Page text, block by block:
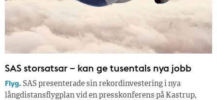
SAS storsatsar – kan ge tusentals nya jobb
Flyg.SAS presenterade sin rekordinvestering i nya
långdistansflygplan vid en presskonferens på Kastrup,